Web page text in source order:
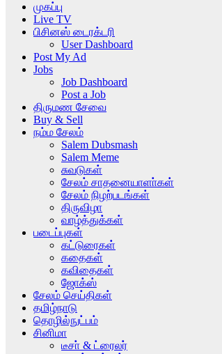
முகப்பு
Live TV
பிசினஸ் டைரக்டரி
User Dashboard
Post My Ad
Jobs
Job Dashboard
Post a Job
திருமண சேவை
Buy & Sell
நம்ம சேலம்
Salem Dubsmash
Salem Meme
சுவடுகள்
சேலம் சாதனையாளா்கள்
சேலம் நிழற்படங்கள்
திருவிழா
வாழ்த்துக்கள்
படைப்புகள்
கட்டுரைகள்
கதைகள்
கவிதைகள்
ஜோக்ஸ்
சேலம் செய்திகள்
தமிழ்நாடு
தொழில்நுட்பம்
சினிமா
டீசா் & ட்ரைலர்